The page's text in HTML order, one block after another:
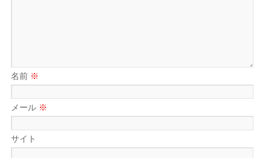
名前 ※
メール ※
サイト